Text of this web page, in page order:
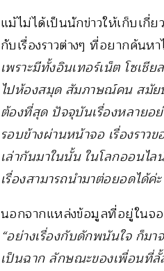
แม้ไม่ได้เป็นนักข่าวให้เก็บเกี่
กับเรื่องราวต่างๆ ที่อยากค้นห
เพราะมีทั้งอินเทอร์เน็ต โซเ
ไปห้องสมุด สัมภาษณ์คน สมัยนี้
ต้องที่สุด ปัจจุบันเรื่องหลายอ
รอบข้างผ่านหน้าจอ เรื่องราว
เล่ากันมาในนั้น ในโลกออนไล
เรื่องสามารถนำมาต่อยอดได้ค่
นอกจากแหล่งข้อมูลที่อยู่ในจ
“อย่างเรื่องกับดักพนันใจ ก็ม
เป็นฉาก ลักษณะของเพื่อนที่ลั้